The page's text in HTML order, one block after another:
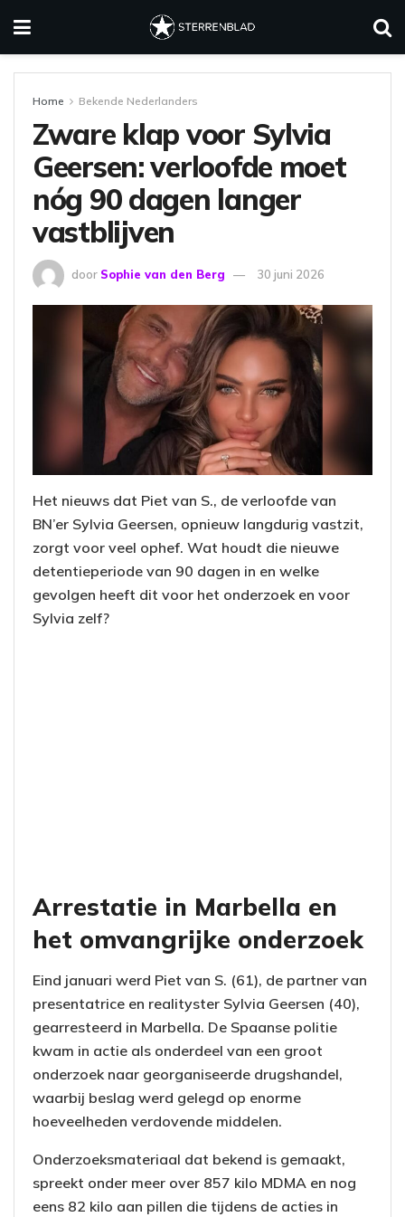
Home Bekende Nederlanders
Zware klap voor Sylvia
Geersen: verloofde moet
nóg 90 dagen langer
vastblijven
door Sophie van den Berg 30 juni 2026
Het nieuws dat Piet van S., de verloofde van
BN’er Sylvia Geersen, opnieuw langdurig vastzit,
zorgt voor veel ophef. Wat houdt die nieuwe
detentieperiode van 90 dagen in en welke
gevolgen heeft dit voor het onderzoek en voor
Sylvia zelf?
Arrestatie in Marbella en
het omvangrijke onderzoek
Eind januari werd Piet van S. (61), de partner van
presentatrice en realityster Sylvia Geersen (40),
gearresteerd in Marbella. De Spaanse politie
kwam in actie als onderdeel van een groot
onderzoek naar georganiseerde drugshandel,
waarbij beslag werd gelegd op enorme
hoeveelheden verdovende middelen.
Onderzoeksmateriaal dat bekend is gemaakt,
spreekt onder meer over 857 kilo MDMA en nog
eens 82 kilo aan pillen die tijdens de acties in